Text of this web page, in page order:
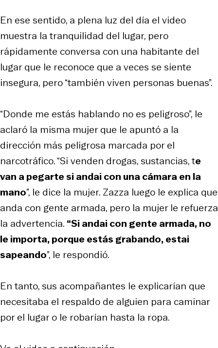
En ese sentido, a plena luz del día el video
muestra la tranquilidad del lugar, pero
rápidamente conversa con una habitante del
lugar que le reconoce que a veces se siente
insegura, pero “también viven personas buenas”.
“Donde me estás hablando no es peligroso”, le
aclaró la misma mujer que le apuntó a la
dirección más peligrosa marcada por el
narcotráfico. “Si venden drogas, sustancias, te
van a pegarte si andai con una cámara en la
mano”, le dice la mujer. Zazza luego le explica que
anda con gente armada, pero la mujer le refuerza
la advertencia. “Si andai con gente armada, no
le importa, porque estás grabando, estai
sapeando”, le respondió.
En tanto, sus acompañantes le explicarían que
necesitaba el respaldo de alguien para caminar
por el lugar o le robarían hasta la ropa.